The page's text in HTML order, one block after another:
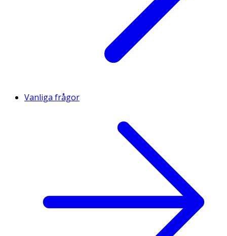
Vanliga frågor